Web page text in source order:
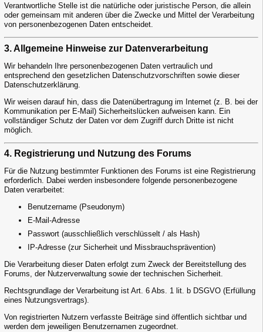
Verantwortliche Stelle ist die natürliche oder juristische Person, die allein
oder gemeinsam mit anderen über die Zwecke und Mittel der Verarbeitung
von personenbezogenen Daten entscheidet.
3. Allgemeine Hinweise zur Datenverarbeitung
Wir behandeln Ihre personenbezogenen Daten vertraulich und
entsprechend den gesetzlichen Datenschutzvorschriften sowie dieser
Datenschutzerklärung.
Wir weisen darauf hin, dass die Datenübertragung im Internet (z. B. bei der
Kommunikation per E-Mail) Sicherheitslücken aufweisen kann. Ein
vollständiger Schutz der Daten vor dem Zugriff durch Dritte ist nicht
möglich.
4. Registrierung und Nutzung des Forums
Für die Nutzung bestimmter Funktionen des Forums ist eine Registrierung
erforderlich. Dabei werden insbesondere folgende personenbezogene
Daten verarbeitet:
Benutzername (Pseudonym)
E-Mail-Adresse
Passwort (ausschließlich verschlüsselt / als Hash)
IP-Adresse (zur Sicherheit und Missbrauchsprävention)
Die Verarbeitung dieser Daten erfolgt zum Zweck der Bereitstellung des
Forums, der Nutzerverwaltung sowie der technischen Sicherheit.
Rechtsgrundlage der Verarbeitung ist Art. 6 Abs. 1 lit. b DSGVO (Erfüllung
eines Nutzungsvertrags).
Von registrierten Nutzern verfasste Beiträge sind öffentlich sichtbar und
werden dem jeweiligen Benutzernamen zugeordnet.